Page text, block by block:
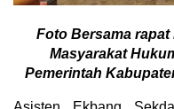
Foto Bersama
Masyarakat
Pemerintah